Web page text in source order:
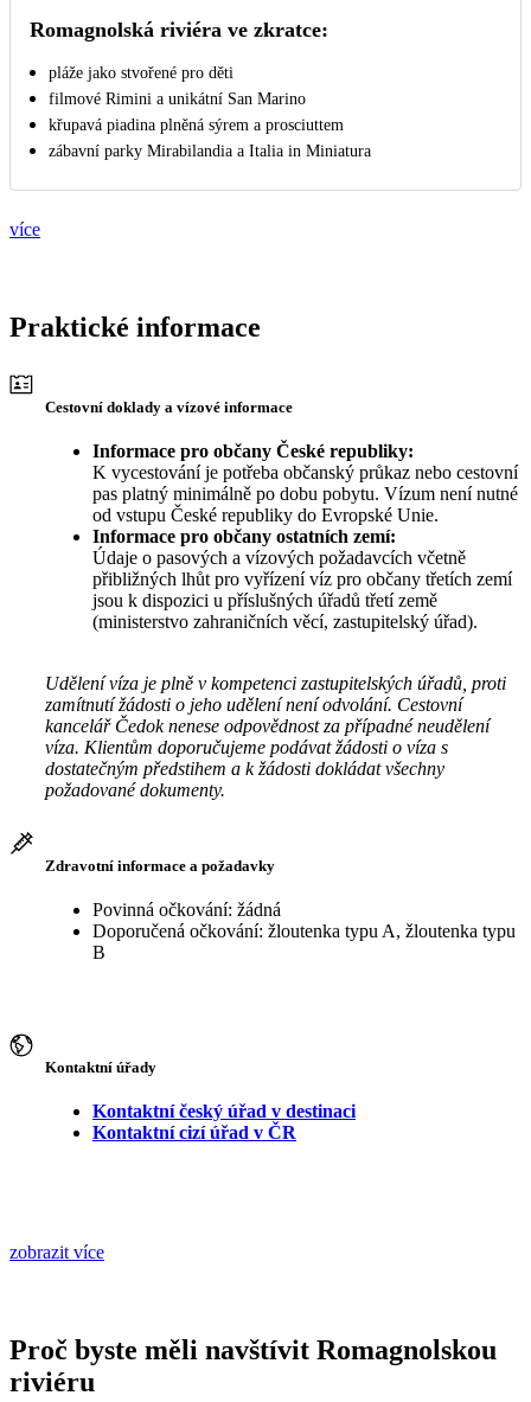
Romagnolská riviéra ve zkratce:
pláže jako stvořené pro děti
filmové Rimini a unikátní San Marino
křupavá piadina plněná sýrem a prosciuttem
zábavní parky Mirabilandia a Italia in Miniatura
více
Praktické informace
Cestovní doklady a vízové informace
Informace pro občany České republiky:
K vycestování je potřeba občanský průkaz nebo cestovní
pas platný minimálně po dobu pobytu. Vízum není nutné
od vstupu České republiky do Evropské Unie.
Informace pro občany ostatních zemí:
Údaje o pasových a vízových požadavcích včetně
přibližných lhůt pro vyřízení víz pro občany třetích zemí
jsou k dispozici u příslušných úřadů třetí země
(ministerstvo zahraničních věcí, zastupitelský úřad).
Udělení víza je plně v kompetenci zastupitelských úřadů, proti
zamítnutí žádosti o jeho udělení není odvolání. Cestovní
kancelář Čedok nenese odpovědnost za případné neudělení
víza. Klientům doporučujeme podávat žádosti o víza s
dostatečným předstihem a k žádosti dokládat všechny
požadované dokumenty.
Zdravotní informace a požadavky
Povinná očkování: žádná
Doporučená očkování: žloutenka typu A, žloutenka typu
B
Kontaktní úřady
Kontaktní český úřad v destinaci
Kontaktní cizí úřad v ČR
zobrazit více
Proč byste měli navštívit Romagnolskou
riviéru